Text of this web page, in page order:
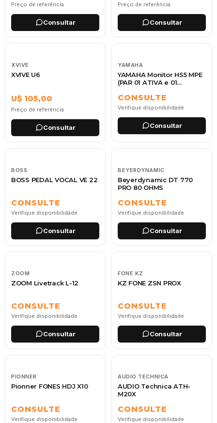
Preço de referência
Consultar
Preço de referência
Consultar
XVIVE
XVIVE U6
U$ 105,00
Preço de referência
Consultar
YAMAHA
YAMAHA Monitor HS5 MPE
(PAR 01 ATIVA e 01
CONSULTE
Verifique disponibilidade
Consultar
BOSS
BOSS PEDAL VOCAL VE 22
CONSULTE
Verifique disponibilidade
Consultar
BEYERDYNAMIC
Beyerdynamic DT 770
PRO 80 OHMS
CONSULTE
Verifique disponibilidade
Consultar
ZOOM
ZOOM Livetrack L-12
CONSULTE
Verifique disponibilidade
Consultar
FONE KZ
KZ FONE ZSN PROX
CONSULTE
Verifique disponibilidade
Consultar
PIONNER
Pionner FONES HDJ X10
CONSULTE
Verifique disponibilidade
AUDIO TECHNICA
AUDIO Technica ATH-
M20X
CONSULTE
Verifique disponibilidade